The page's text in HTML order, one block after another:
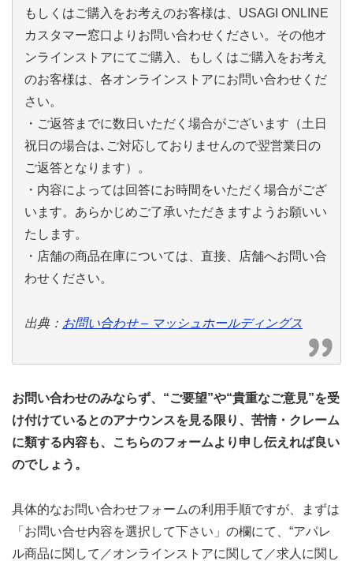
もしくはご購入をお考えのお客様は、USAGI ONLINE
カスタマー窓口よりお問い合わせください。その他オ
ンラインストアにてご購入、もしくはご購入をお考え
のお客様は、各オンラインストアにお問い合わせくだ
さい。
・ご返答までに数日いただく場合がございます（土日
祝日の場合は､ご対応しておりませんので翌営業日の
ご返答となります）。
・内容によっては回答にお時間をいただく場合がござ
います。あらかじめご了承いただきますようお願いい
たします。
・店舗の商品在庫については、直接、店舗へお問い合
わせください。
出典： お問い合わせ – マッシュホールディングス
お問い合わせのみならず、“ご要望”や“貴重なご意見”を受
け付けているとのアナウンスを見る限り、苦情・クレーム
に類する内容も、こちらのフォームより申し伝えれば良い
のでしょう。
具体的なお問い合わせフォームの利用手順ですが、まずは
「お問い合せ内容を選択して下さい」の欄にて、“アパレ
ル商品に関して／オンラインストアに関して／求人に関し